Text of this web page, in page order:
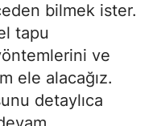
bilmek ister.
tapu
ve
ele alacağız.
detaylıca